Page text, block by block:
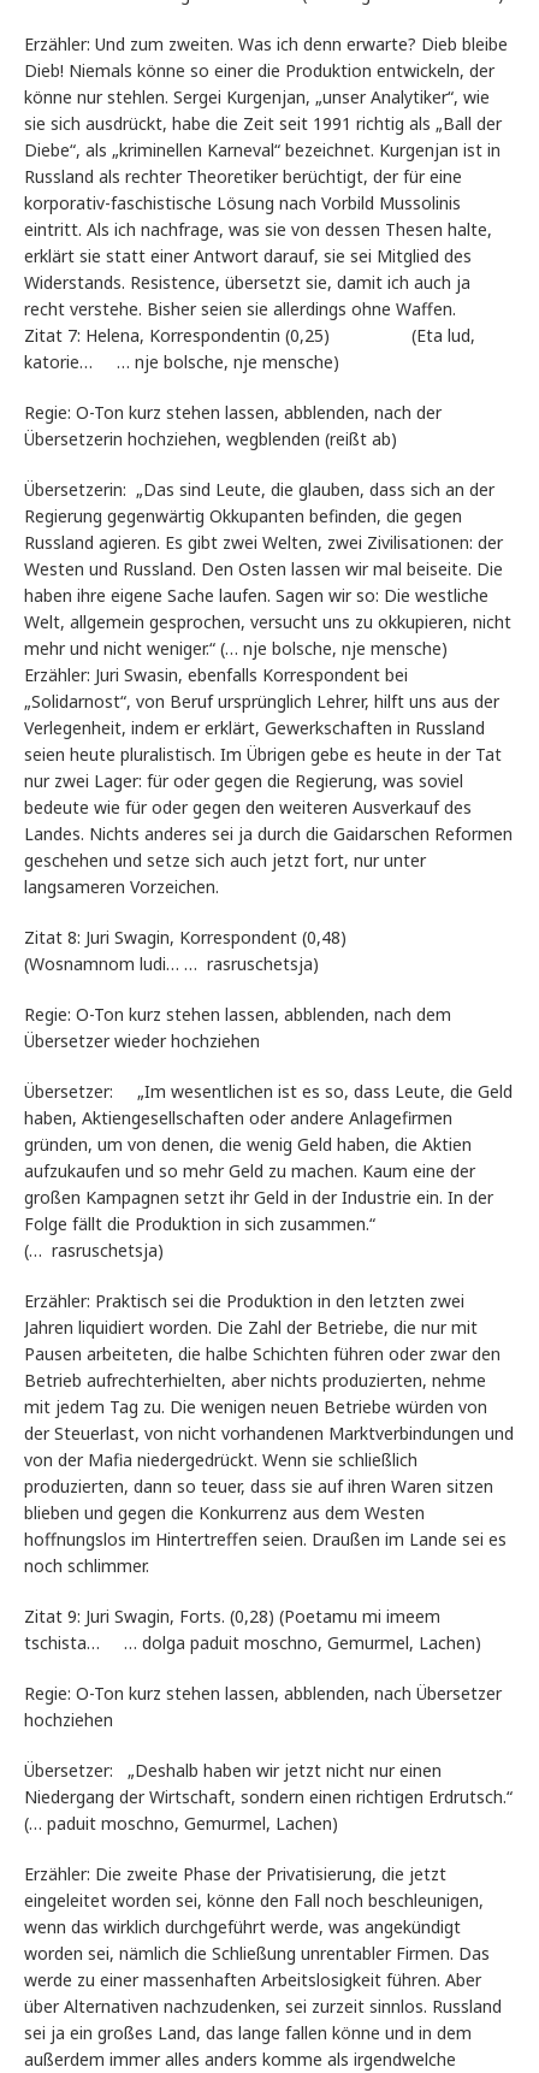
Erzähler: Und zum zweiten. Was ich denn erwarte? Dieb bleibe
Dieb! Niemals könne so einer die Produktion entwickeln, der
könne nur stehlen. Sergei Kurgenjan, „unser Analytiker“, wie
sie sich ausdrückt, habe die Zeit seit 1991 richtig als „Ball der
Diebe“, als „kriminellen Karneval“ bezeichnet. Kurgenjan ist in
Russland als rechter Theoretiker berüchtigt, der für eine
korporativ-faschistische Lösung nach Vorbild Mussolinis
eintritt. Als ich nachfrage, was sie von dessen Thesen halte,
erklärt sie statt einer Antwort darauf, sie sei Mitglied des
Widerstands. Resistence, übersetzt sie, damit ich auch ja
recht verstehe. Bisher seien sie allerdings ohne Waffen.
Zitat 7: Helena, Korrespondentin (0,25) (Eta lud,
katorie… … nje bolsche, nje mensche)
Regie: O-Ton kurz stehen lassen, abblenden, nach der
Übersetzerin hochziehen, wegblenden (reißt ab)
Übersetzerin: „Das sind Leute, die glauben, dass sich an der
Regierung gegenwärtig Okkupanten befinden, die gegen
Russland agieren. Es gibt zwei Welten, zwei Zivilisationen: der
Westen und Russland. Den Osten lassen wir mal beiseite. Die
haben ihre eigene Sache laufen. Sagen wir so: Die westliche
Welt, allgemein gesprochen, versucht uns zu okkupieren, nicht
mehr und nicht weniger.“ (… nje bolsche, nje mensche)
Erzähler: Juri Swasin, ebenfalls Korrespondent bei
„Solidarnost“, von Beruf ursprünglich Lehrer, hilft uns aus der
Verlegenheit, indem er erklärt, Gewerkschaften in Russland
seien heute pluralistisch. Im Übrigen gebe es heute in der Tat
nur zwei Lager: für oder gegen die Regierung, was soviel
bedeute wie für oder gegen den weiteren Ausverkauf des
Landes. Nichts anderes sei ja durch die Gaidarschen Reformen
geschehen und setze sich auch jetzt fort, nur unter
langsameren Vorzeichen.
Zitat 8: Juri Swagin, Korrespondent (0,48)
(Wosnamnom ludi… … rasruschetsja)
Regie: O-Ton kurz stehen lassen, abblenden, nach dem
Übersetzer wieder hochziehen
Übersetzer: „Im wesentlichen ist es so, dass Leute, die Geld
haben, Aktiengesellschaften oder andere Anlagefirmen
gründen, um von denen, die wenig Geld haben, die Aktien
aufzukaufen und so mehr Geld zu machen. Kaum eine der
großen Kampagnen setzt ihr Geld in der Industrie ein. In der
Folge fällt die Produktion in sich zusammen.“
(… rasruschetsja)
Erzähler: Praktisch sei die Produktion in den letzten zwei
Jahren liquidiert worden. Die Zahl der Betriebe, die nur mit
Pausen arbeiteten, die halbe Schichten führen oder zwar den
Betrieb aufrechterhielten, aber nichts produzierten, nehme
mit jedem Tag zu. Die wenigen neuen Betriebe würden von
der Steuerlast, von nicht vorhandenen Marktverbindungen und
von der Mafia niedergedrückt. Wenn sie schließlich
produzierten, dann so teuer, dass sie auf ihren Waren sitzen
blieben und gegen die Konkurrenz aus dem Westen
hoffnungslos im Hintertreffen seien. Draußen im Lande sei es
noch schlimmer.
Zitat 9: Juri Swagin, Forts. (0,28) (Poetamu mi imeem
tschista… … dolga paduit moschno, Gemurmel, Lachen)
Regie: O-Ton kurz stehen lassen, abblenden, nach Übersetzer
hochziehen
Übersetzer: „Deshalb haben wir jetzt nicht nur einen
Niedergang der Wirtschaft, sondern einen richtigen Erdrutsch.“
(… paduit moschno, Gemurmel, Lachen)
Erzähler: Die zweite Phase der Privatisierung, die jetzt
eingeleitet worden sei, könne den Fall noch beschleunigen,
wenn das wirklich durchgeführt werde, was angekündigt
worden sei, nämlich die Schließung unrentabler Firmen. Das
werde zu einer massenhaften Arbeitslosigkeit führen. Aber
über Alternativen nachzudenken, sei zurzeit sinnlos. Russland
sei ja ein großes Land, das lange fallen könne und in dem
außerdem immer alles anders komme als irgendwelche